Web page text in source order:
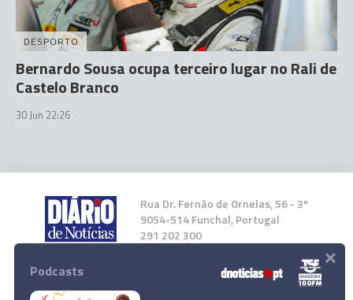
DESPORTO
Bernardo Sousa ocupa terceiro lugar no Rali de
Castelo Branco
30 Jun 22:26
Rua Dr. Fernão de Ornelas, 56 - 3º
9054-514 Funchal, Portugal
291 202 300
Instale a nossa App
Podcasts ×